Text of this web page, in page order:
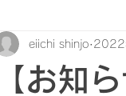
【お知
eiichi shinjo 2022